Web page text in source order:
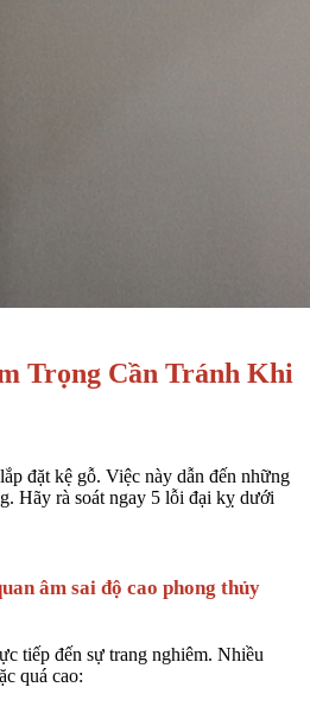
Trọng Cần Tránh Khi
đặt kệ gỗ. Việc này dẫn đến những
Hãy rà soát ngay 5 lỗi đại kỵ dưới
âm sai độ cao phong thủy
tiếp đến sự trang nghiêm. Nhiều
quá cao: